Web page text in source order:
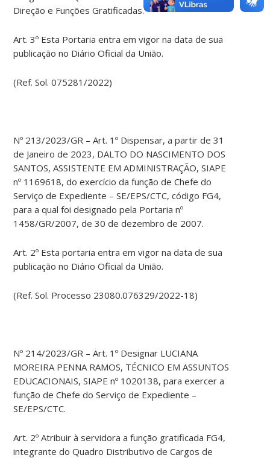
Direção e Funções Gratificadas.
Art. 3º Esta Portaria entra em vigor na data de sua
publicação no Diário Oficial da União.
(Ref. Sol. 075281/2022)
Nº 213/2023/GR – Art. 1º Dispensar, a partir de 31
de Janeiro de 2023, DALTO DO NASCIMENTO DOS
SANTOS, ASSISTENTE EM ADMINISTRAÇÃO, SIAPE
nº 1169618, do exercício da função de Chefe do
Serviço de Expediente – SE/EPS/CTC, código FG4,
para a qual foi designado pela Portaria nº
1458/GR/2007, de 30 de dezembro de 2007.
Art. 2º Esta portaria entra em vigor na data de sua
publicação no Diário Oficial da União.
(Ref. Sol. Processo 23080.076329/2022-18)
Nº 214/2023/GR – Art. 1º Designar LUCIANA
MOREIRA PENNA RAMOS, TÉCNICO EM ASSUNTOS
EDUCACIONAIS, SIAPE nº 1020138, para exercer a
função de Chefe do Serviço de Expediente –
SE/EPS/CTC.
Art. 2º Atribuir à servidora a função gratificada FG4,
integrante do Quadro Distributivo de Cargos de